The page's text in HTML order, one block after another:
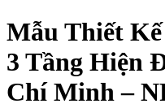
Mẫu Thiết
3 Tầng Hiện
Chí Minh –